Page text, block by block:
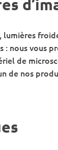
lumières
: nous vous
de
de nos